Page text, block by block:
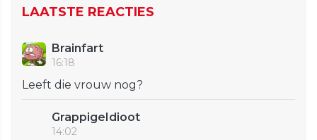
LAATSTE REACTIES
Brainfart
16:18
Leeft die vrouw nog?
GrappigeIdioot
14:02